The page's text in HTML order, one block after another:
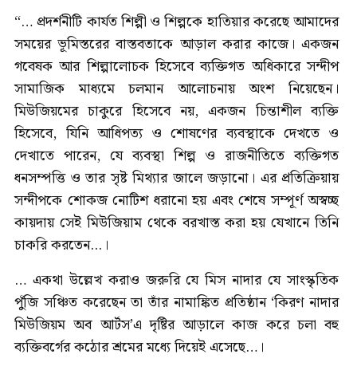
“… প্রদর্শনীটি কার্যত শিল্পী ও শিল্পকে হাতিয়ার করেছে আমাদের
সময়ের ভূমিস্তরের বাস্তবতাকে আড়াল করার কাজে। একজন
গবেষক আর শিল্পালোচক হিসেবে ব্যক্তিগত অধিকারে সন্দীপ
সামাজিক মাধ্যমে চলমান আলোচনায় অংশ নিয়েছেন।
মিউজিয়মের চাকুরে হিসেবে নয়, একজন চিন্তাশীল ব্যক্তি
হিসেবে, যিনি আধিপত্য ও শোষণের ব্যবস্থাকে দেখতে ও
দেখাতে পারেন, যে ব্যবস্থা শিল্প ও রাজনীতিতে ব্যক্তিগত
ধনসম্পত্তি ও তার সৃষ্ট মিথ্যার জালে জড়ানো। এর প্রতিক্রিয়ায়
সন্দীপকে শোকজ নোটিশ ধরানো হয় এবং শেষে সম্পূর্ণ অস্বচ্ছ
কায়দায় সেই মিউজিয়াম থেকে বরখাস্ত করা হয় যেখানে তিনি
চাকরি করতেন...।
… একথা উল্লেখ করাও জরুরি যে মিস নাদার যে সাংস্কৃতিক
পুঁজি সঞ্চিত করেছেন তা তাঁর নামাঙ্কিত প্রতিষ্ঠান ‘কিরণ নাদার
মিউজিয়ম অব আর্টস’এ দৃষ্টির আড়ালে কাজ করে চলা বহু
ব্যক্তিবর্গের কঠোর শ্রমের মধ্যে দিয়েই এসেছে…।